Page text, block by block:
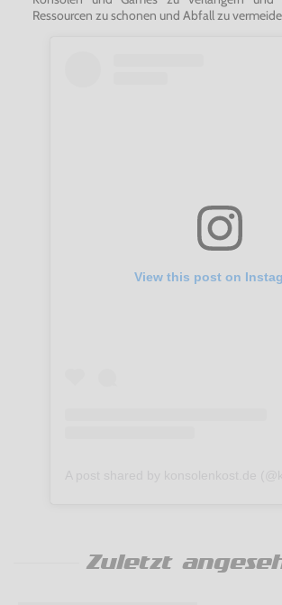
Ressourcen zu schonen und Abfall zu
View this post on
Zuletzt